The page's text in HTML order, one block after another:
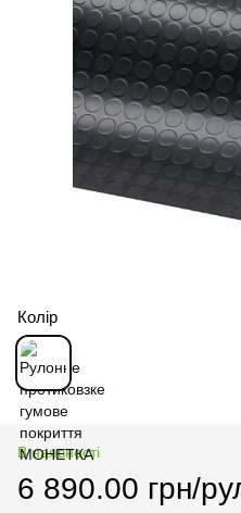
Колір
В наявності
6 890.00 грн/